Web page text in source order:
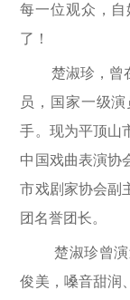
每一位观众，
了！
楚淑珍，曾
员，国家一级
手。现为平顶山
中国戏曲表演协
市戏剧家协会副
团名誉团长。
楚淑珍曾
俊美，嗓音甜润